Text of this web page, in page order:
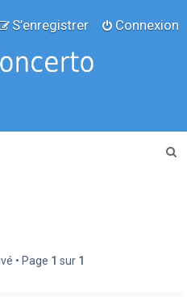
Connexion
S’enregistrer
• Page 1 sur 1